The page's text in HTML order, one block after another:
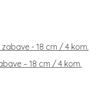
– 18 cm / 4 kom.